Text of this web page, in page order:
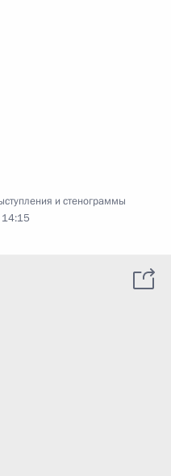
и стенограммы